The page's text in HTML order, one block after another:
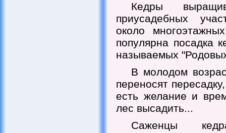
Кедры
приусадебных
около
популярна посадка
называемых
В молодом
переносят
есть желание и
лес высадить...
Саженцы